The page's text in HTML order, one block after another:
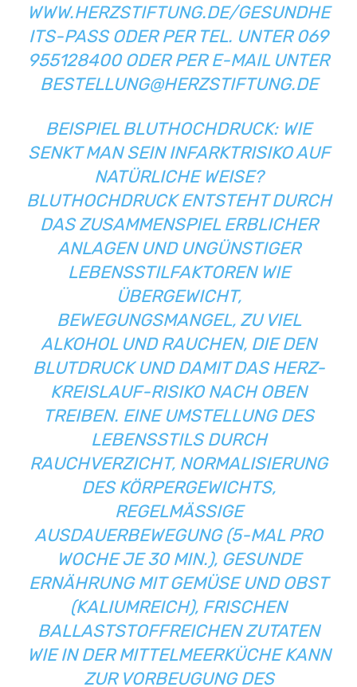
WWW.HERZSTIFTUNG.DE/GESUNDHE
ITS-PASS ODER PER TEL. UNTER 069
955128400 ODER PER E-MAIL UNTER
BESTELLUNG@HERZSTIFTUNG.DE
BEISPIEL BLUTHOCHDRUCK: WIE
SENKT MAN SEIN INFARKTRISIKO AUF
NATÜRLICHE WEISE?
BLUTHOCHDRUCK ENTSTEHT DURCH
DAS ZUSAMMENSPIEL ERBLICHER
ANLAGEN UND UNGÜNSTIGER
LEBENSSTILFAKTOREN WIE
ÜBERGEWICHT,
BEWEGUNGSMANGEL, ZU VIEL
ALKOHOL UND RAUCHEN, DIE DEN
BLUTDRUCK UND DAMIT DAS HERZ-
KREISLAUF-RISIKO NACH OBEN
TREIBEN. EINE UMSTELLUNG DES
LEBENSSTILS DURCH
RAUCHVERZICHT, NORMALISIERUNG
DES KÖRPERGEWICHTS,
REGELMÄSSIGE A
USDAUERBEWEGUNG (5-MAL PRO W
OCHE JE 30 MIN.), GESUNDE E
RNÄHRUNG MIT GEMÜSE UND OBST (
KALIUMREICH), FRISCHEN B
ALLASTSTOFFREICHEN ZUTATEN W
IE IN DER MITTELMEERKÜCHE KANN Z
UR VORBEUGUNG DES B